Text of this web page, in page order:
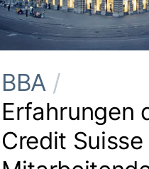
BBA /
Erfahrungen
Credit Suisse